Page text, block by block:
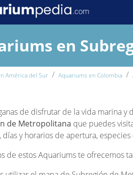
en
América del Sur Aquariums en Colombia
de disfrutar de la vida marina
de Metropolitana que puedes
y horarios de apertura,
de estos Aquariums te ofrecemos